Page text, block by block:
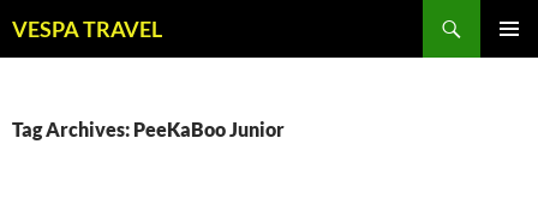
toVESPA TRAVEL
Tag Archives: PeeKaBoo Junior